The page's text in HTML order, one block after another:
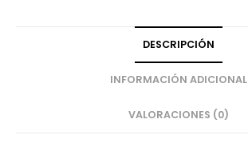
DESCRIPCIÓN
INFORMACIÓN ADICIONAL
VALORACIONES (0)